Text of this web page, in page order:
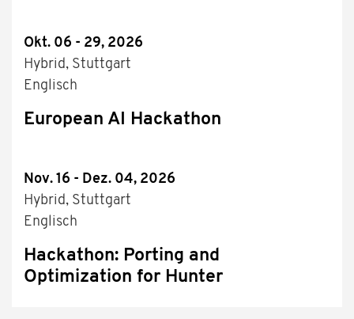
Okt. 06 - 29, 2026
Hybrid, Stuttgart
Englisch
European AI Hackathon
Nov. 16 - Dez. 04, 2026
Hybrid, Stuttgart
Englisch
Hackathon: Porting and
Optimization for Hunter